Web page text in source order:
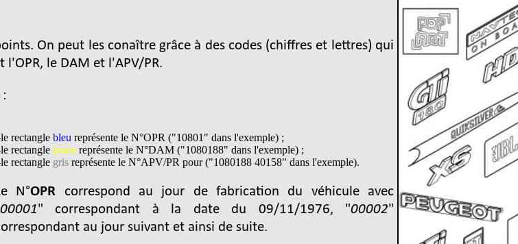
On peut les conaître grâce à des codes (chiffres et lettres) qui
le DAM et l'APV/PR.
rectangle bleu représente le N°OPR ("10801" dans l'exemple) ;
rectangle jaune représente le N°DAM ("1080188" dans l'exemple) ;
rectangle gris représente le N°APV/PR pour ("1080188 40158" dans l'exemple).
N°OPR correspond au jour de fabrication du véhicule avec
00001" correspondant à la date du 09/11/1976, "00002"
au jour suivant et ainsi de suite.